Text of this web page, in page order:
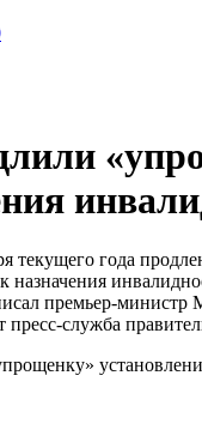
текущего года
премьер-министр
служба